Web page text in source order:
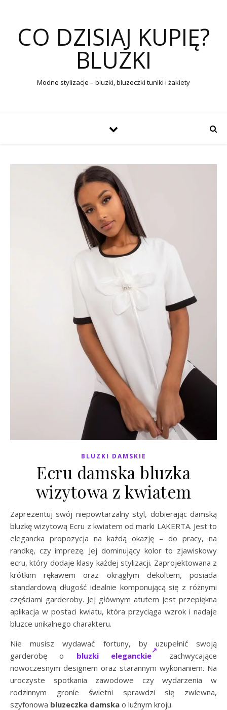
CO DZISIAJ KUPIĘ?
BLUZKI
Modne stylizacje – bluzki, bluzeczki tuniki i żakiety
BLUZKI DAMSKIE
Ecru damska bluzka
wizytowa z kwiatem
Zaprezentuj swój niepowtarzalny styl, dobierając damską
bluzkę wizytową Ecru z kwiatem od marki LAKERTA. Jest to
elegancka propozycja na każdą okazję – do pracy, na
randkę, czy imprezę. Jej dominujący kolor to zjawiskowy
ecru, który dodaje klasy każdej stylizacji. Zaprojektowana z
krótkim rękawem oraz okrągłym dekoltem, posiada
standardową długość idealnie komponującą się z różnymi
częściami garderoby. Jej głównym atutem jest przepiękna
aplikacja w postaci kwiatu, która przyciąga wzrok i nadaje
bluzce unikalnego charakteru.
Nie musisz wydawać fortuny, by uzupełnić swoją
garderobę o bluzki eleganckie
zachwycające
nowoczesnym designem oraz starannym wykonaniem. Na
uroczyste spotkania zawodowe czy wydarzenia w
rodzinnym gronie świetni sprawdzi się zwiewna,
szyfonowa bluzeczka damska o luźnym kroju.